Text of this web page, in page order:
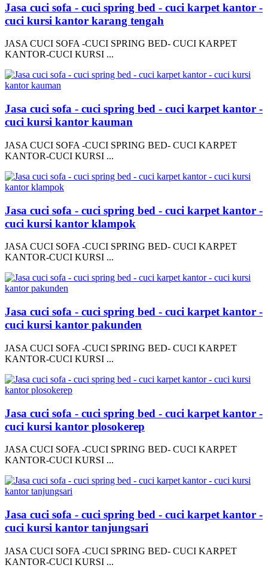
Jasa cuci sofa - cuci spring bed - cuci karpet kantor -
cuci kursi kantor karang tengah
JASA CUCI SOFA -CUCI SPRING BED- CUCI KARPET
KANTOR-CUCI KURSI ...
Jasa cuci sofa - cuci spring bed - cuci karpet kantor -
cuci kursi kantor kauman
JASA CUCI SOFA -CUCI SPRING BED- CUCI KARPET
KANTOR-CUCI KURSI ...
Jasa cuci sofa - cuci spring bed - cuci karpet kantor -
cuci kursi kantor klampok
JASA CUCI SOFA -CUCI SPRING BED- CUCI KARPET
KANTOR-CUCI KURSI ...
Jasa cuci sofa - cuci spring bed - cuci karpet kantor -
cuci kursi kantor pakunden
JASA CUCI SOFA -CUCI SPRING BED- CUCI KARPET
KANTOR-CUCI KURSI ...
Jasa cuci sofa - cuci spring bed - cuci karpet kantor -
cuci kursi kantor plosokerep
JASA CUCI SOFA -CUCI SPRING BED- CUCI KARPET
KANTOR-CUCI KURSI ...
Jasa cuci sofa - cuci spring bed - cuci karpet kantor -
cuci kursi kantor tanjungsari
JASA CUCI SOFA -CUCI SPRING BED- CUCI KARPET
KANTOR-CUCI KURSI ...